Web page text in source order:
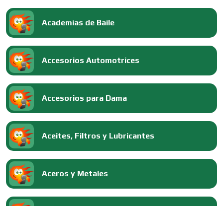
Academias de Baile
Accesorios Automotrices
Accesorios para Dama
Aceites, Filtros y Lubricantes
Aceros y Metales